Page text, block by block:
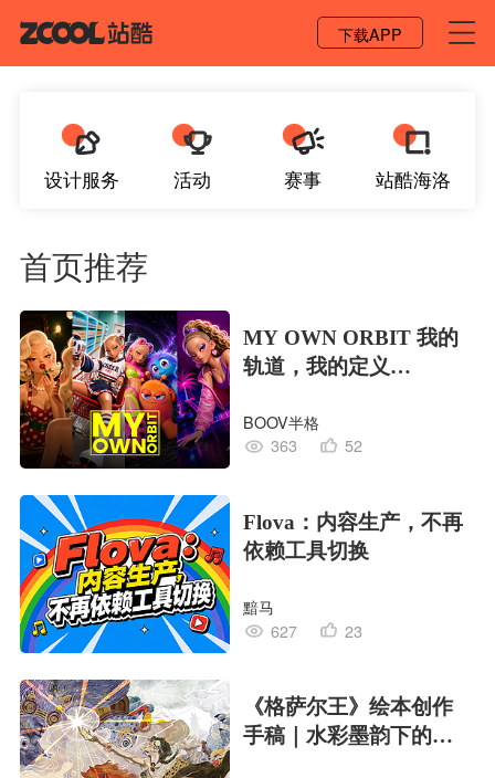
下载APP
设计服务 活动 赛事 站酷海洛
首页推荐
MY OWN ORBIT 我的
轨道，我的定义
对
BOOV半格
363
52
Flova：内容生产，不再
依赖工具切换
黯马
627
23
《格萨尔王》绘本创作
手稿｜水彩墨韵下的史